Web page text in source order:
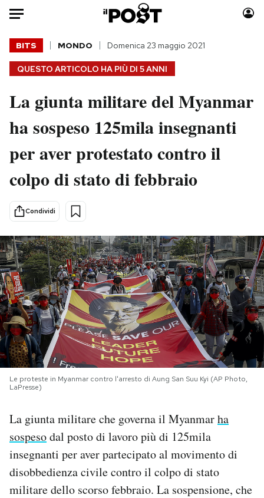
Auto
HOME
Italia
Politica
Tecnologia
Scienza
Cultura
Economia
Sport
Moda
Consumismi
Storie/Idee
Media
Mondiali calcio 2026
PODCAST
NEWSLETTER
I MIEI PREFERITI
CALENDARIO
QUESTO ARTICOLO HA PIÙ DI 5 ANNI
BITS MONDO Domenica 23 maggio 2021
La giunta militare del Myanmar
ha sospeso 125mila insegnanti
per aver protestato contro il
colpo di stato di febbraio
Condividi
Le proteste in Myanmar contro l'arresto di Aung San Suu Kyi (AP Photo,
LaPresse)
La giunta militare che governa il Myanmarha
sospesodal posto di lavoro più di 125mila
insegnanti per aver partecipato al movimento di
disobbedienza civile contro il colpo di stato
militare dello scorso febbraio. La sospensione, che